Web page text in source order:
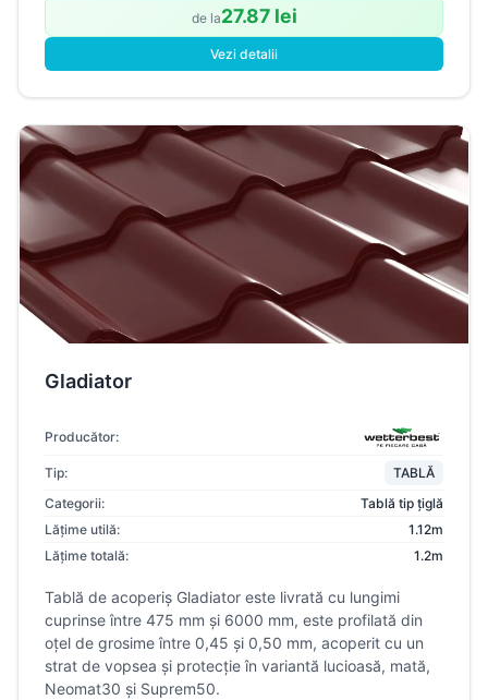
de la27.87 lei
Vezi detalii
Gladiator
Producător:
Tip:
TABLĂ
Categorii:
Tablă tip țiglă
Lățime utilă:
1.12m
Lățime totală:
1.2m
Tablă de acoperiș Gladiator este livrată cu lungimi
cuprinse între 475 mm și 6000 mm, este profilată din
oțel de grosime între 0,45 și 0,50 mm, acoperit cu un
strat de vopsea și protecție în variantă lucioasă, mată,
Neomat30 și Suprem50.